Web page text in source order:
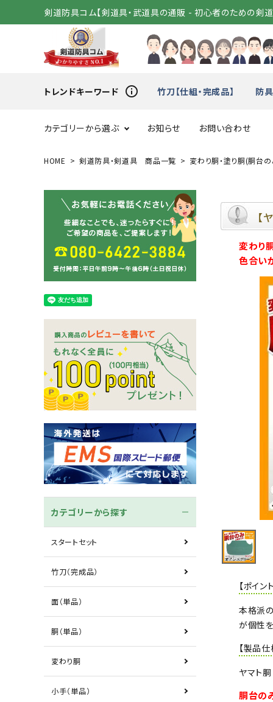
剣道防具コム【剣道具・武道具の通販 - 初心者のための剣
トレンドキーワード info_outline 竹刀【仕組・完成品】 防
カテゴリーから選ぶ
変わり胴 小手（
剣道着 袴
ネーム/ゼッケン 手ぬぐ
お知らせ お問い合わせ
HOME 剣道防具・剣道具 商品一覧 変わり胴・塗り胴(胴台
カテゴリーから探す
スタートセット
竹刀（完成品）
面（単品）
胴（単品）
変わり胴
小手（単品）
【
変わり
色合い
【ポイン
本格派
が個性
【製品仕
ヤマト
胴台の